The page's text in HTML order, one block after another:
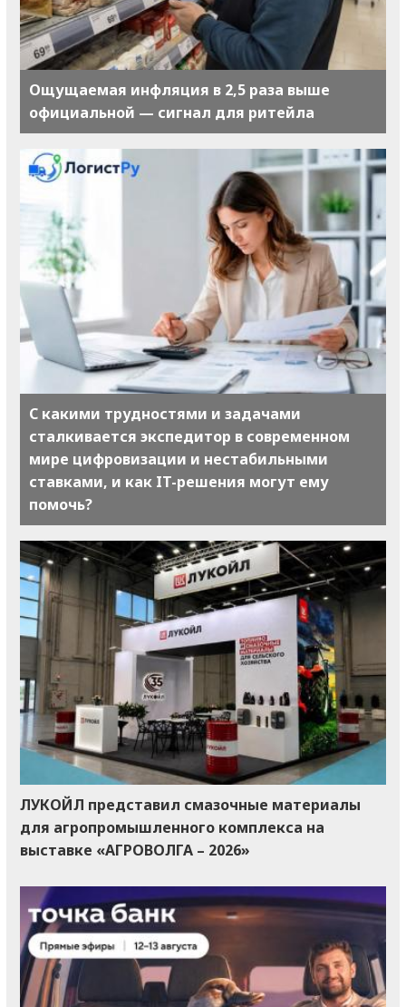
Ощущаемая инфляция в 2,5 раза выше
официальной — сигнал для ритейла
С какими трудностями и задачами
сталкивается экспедитор в современном
мире цифровизации и нестабильными
ставками, и как IT-решения могут ему
помочь?
ЛУКОЙЛ представил смазочные материалы
для агропромышленного комплекса на
выставке «АГРОВОЛГА – 2026»